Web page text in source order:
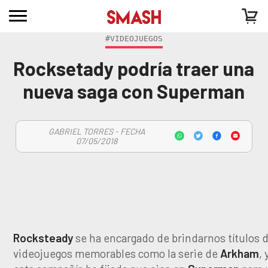
#VIDEOJUEGOS
Rocksetady podría traer una
nueva saga con Superman
GABRIEL TORRES - FECHA
07/05/2018
Rocksteadyse ha encargado de brindarnos títulos
videojuegos memorables como la serie de Arkham,